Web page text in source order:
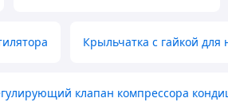
Крыльчатка с гайкой для
клапан компрессора